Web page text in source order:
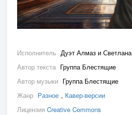
Исполнитель Дуэт Алмаз и Светлана
Автор текста Группа Блестящие
Автор музыки Группа Блестящие
Жанр Разное , Кавер-версии
Лицензия Creative Commons